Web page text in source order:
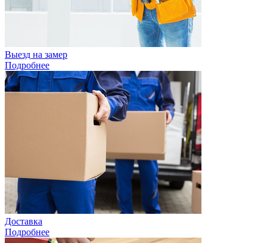
Выезд на замер
Подробнее
Доставка
Подробнее